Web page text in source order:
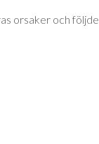
orsaker och